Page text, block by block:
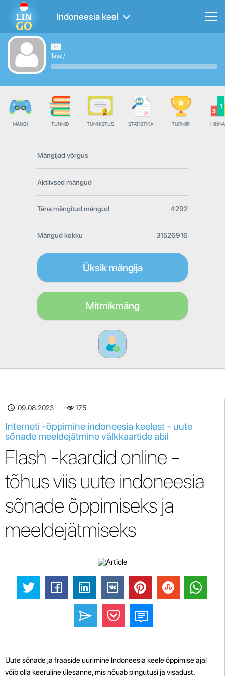
Indoneesia keel
Tase/
MÄNGI TUNNID TUNNISTUS STATISTIKA TURNIIR
Mängijad võrgus
Aktiivsed mängud
Täna mängitud mängud 4292
Mängud kokku 31526916
Üksik mängija
Mitmikmäng
09.08.2023 175
Interneti -õppimine indoneesia keelest - uute
sõnade meeldejätmine välkkaartide abil
Flash -kaardid online -
tõhus viis uute indoneesia
sõnade õppimiseks ja
meeldejätmiseks
Uute sõnade ja fraaside uurimine Indoneesia keele õppimise ajal
võib olla keeruline ülesanne, mis nõuab pingutusi ja visadust.